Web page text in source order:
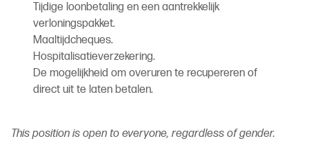
Tijdige loonbetaling en een aantrekkelijk
verloningspakket.
Maaltijdcheques.
Hospitalisatieverzekering.
De mogelijkheid om overuren te recupereren of
direct uit te laten betalen.
This position is open to everyone, regardless of gender.